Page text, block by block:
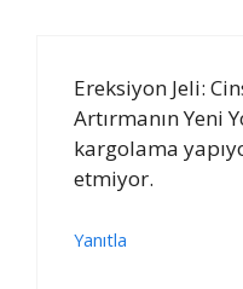
Ereksiyon Jeli:
Artırmanın Yeni
kargolama
etmiyor.
Yanıtla